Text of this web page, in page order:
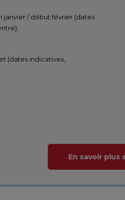
/ début février (dates
(dates indicatives,
En savoir plus